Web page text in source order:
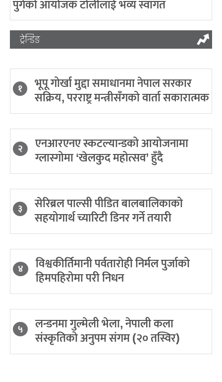
पुगेको आयोजक टोलीलाई भव्य स्वागत
ट्रेन्डिङ
१ भूपू गोर्खा मुद्दा समाधानमा नेपाल सरकार
सक्रिय, परराष्ट्र मन्त्रीसँगको वार्ता सकारात्मक
२ एनआरएनए स्कटल्यान्डको आयोजनामा
ग्लास्गोमा ‘खेलकुद महोत्सव’ हुँदै
३ सेरिब्रल पाल्सी पीडित बालबालिकाको
सहयोगार्थ च्यारिटी डिनर गर्ने तयारी
४ विश्वकीर्तिमानी पर्वतारोही निर्मल पुर्जाको
हिमपहिरोमा परी निधन
५ लन्डनमा गुल्मेली भेला, नेपाली कला
संस्कृतिको अनुपम संगम (२० तस्विर)